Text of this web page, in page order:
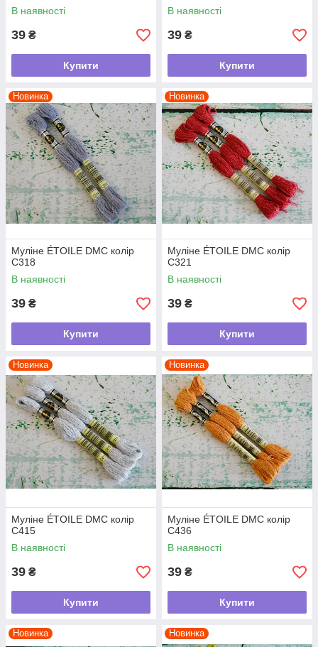
В наявності
39 ₴
Купити
В наявності
39 ₴
Купити
Новинка
Муліне ÉTOILE DMC колір
C318
В наявності
39 ₴
Купити
Новинка
Муліне ÉTOILE DMC колір
C321
В наявності
39 ₴
Купити
Новинка
Муліне ÉTOILE DMC колір
C415
В наявності
39 ₴
Купити
Новинка
Муліне ÉTOILE DMC колір
C436
В наявності
39 ₴
Купити
Новинка Новинка